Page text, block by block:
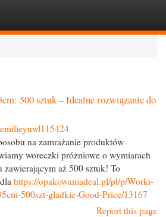
500 sztuk – Idealne rozwiązanie do
emilieyuwl115424
na zamrażanie produktów
woreczki próżniowe o wymiarach
aż 500 sztuk! To
https://opakowaniadeal.pl/pl/p/Worki-
500szt-gladkie-Good-Price/13167
Report this page